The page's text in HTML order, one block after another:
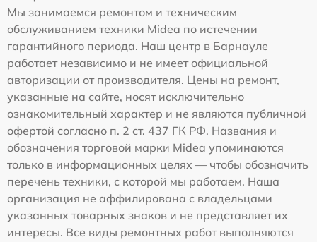
Мы занимаемся ремонтом и техническим
обслуживанием техники Midea по истечении
гарантийного периода. Наш центр в Барнауле
работает независимо и не имеет официальной
авторизации от производителя. Цены на ремонт,
указанные на сайте, носят исключительно
ознакомительный характер и не являются публичной
офертой согласно п. 2 ст. 437 ГК РФ. Названия и
обозначения торговой марки Midea упоминаются
только в информационных целях — чтобы обозначить
перечень техники, с которой мы работаем. Наша
организация не аффилирована с владельцами
указанных товарных знаков и не представляет их
интересы. Все виды ремонтных работ выполняются